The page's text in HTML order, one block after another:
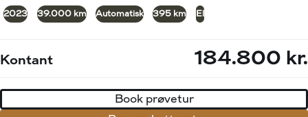
2023 39.000 km Automatisk 395 km El
Kontant 184.800 kr.
Book prøvetur